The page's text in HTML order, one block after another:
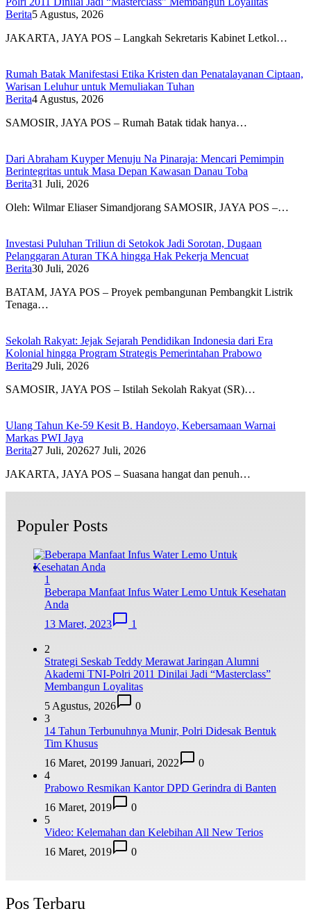
Berita5 Agustus, 2026
JAKARTA, JAYA POS – Langkah Sekretaris Kabinet Letkol…
Rumah Batak Manifestasi Etika Kristen dan Penatalayanan Ciptaan,
Warisan Leluhur untuk Memuliakan Tuhan
Berita4 Agustus, 2026
SAMOSIR, JAYA POS – Rumah Batak tidak hanya…
Dari Abraham Kuyper Menuju Na Pinaraja: Mencari Pemimpin
Berintegritas untuk Masa Depan Kawasan Danau Toba
Berita31 Juli, 2026
Oleh: Wilmar Eliaser Simandjorang SAMOSIR, JAYA POS –…
Investasi Puluhan Triliun di Setokok Jadi Sorotan, Dugaan
Pelanggaran Aturan TKA hingga Hak Pekerja Mencuat
Berita30 Juli, 2026
BATAM, JAYA POS – Proyek pembangunan Pembangkit Listrik
Tenaga…
Sekolah Rakyat: Jejak Sejarah Pendidikan Indonesia dari Era
Kolonial hingga Program Strategis Pemerintahan Prabowo
Berita29 Juli, 2026
SAMOSIR, JAYA POS – Istilah Sekolah Rakyat (SR)…
Ulang Tahun Ke-59 Kesit B. Handoyo, Kebersamaan Warnai
Markas PWI Jaya
Berita27 Juli, 202627 Juli, 2026
JAKARTA, JAYA POS – Suasana hangat dan penuh…
Populer Posts
1
Beberapa Manfaat Infus Water Lemo Untuk Kesehatan
Anda
13 Maret, 2023
1
2
Strategi Seskab Teddy Merawat Jaringan Alumni
Akademi TNI-Polri 2011 Dinilai Jadi “Masterclass”
Membangun Loyalitas
5 Agustus, 2026
0
3
14 Tahun Terbunuhnya Munir, Polri Didesak Bentuk
Tim Khusus
16 Maret, 20199 Januari, 2022
0
4
Prabowo Resmikan Kantor DPD Gerindra di Banten
16 Maret, 2019
0
5
Video: Kelemahan dan Kelebihan All New Terios
16 Maret, 2019
0
Pos Terbaru